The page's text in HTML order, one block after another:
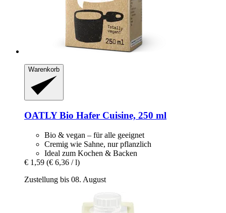
Warenkorb
OATLYBio Hafer Cuisine, 250 ml
Bio & vegan – für alle geeignet
Cremig wie Sahne, nur pflanzlich
Ideal zum Kochen & Backen
€ 1,59 (€ 6,36 / l)
Zustellung bis 08. August